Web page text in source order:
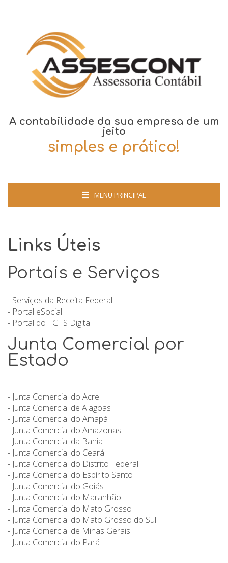
A contabilidade da sua empresa de um
jeito
simples e prático!
MENU PRINCIPAL
Links Úteis
Portais e Serviços
- Serviços da Receita Federal
- Portal eSocial
- Portal do FGTS Digital
Junta Comercial por
Estado
- Junta Comercial do Acre
- Junta Comercial de Alagoas
- Junta Comercial do Amapá
- Junta Comercial do Amazonas
- Junta Comercial da Bahia
- Junta Comercial do Ceará
- Junta Comercial do Distrito Federal
- Junta Comercial do Espírito Santo
- Junta Comercial do Goiás
- Junta Comercial do Maranhão
- Junta Comercial do Mato Grosso
- Junta Comercial do Mato Grosso do Sul
- Junta Comercial de Minas Gerais
- Junta Comercial do Pará